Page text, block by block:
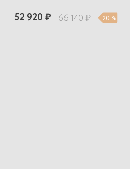
52 920 ₽ 66 140 ₽ 20 %